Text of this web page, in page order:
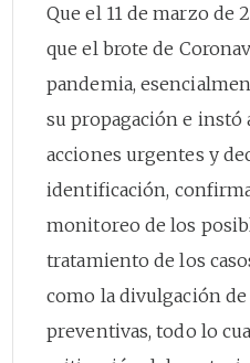
Que el 11 de marzo de
que el brote de
pandemia,
su propagación e instó
acciones urgentes y
identificación,
monitoreo de los
tratamiento de los
como la divulgación de
preventivas, todo lo